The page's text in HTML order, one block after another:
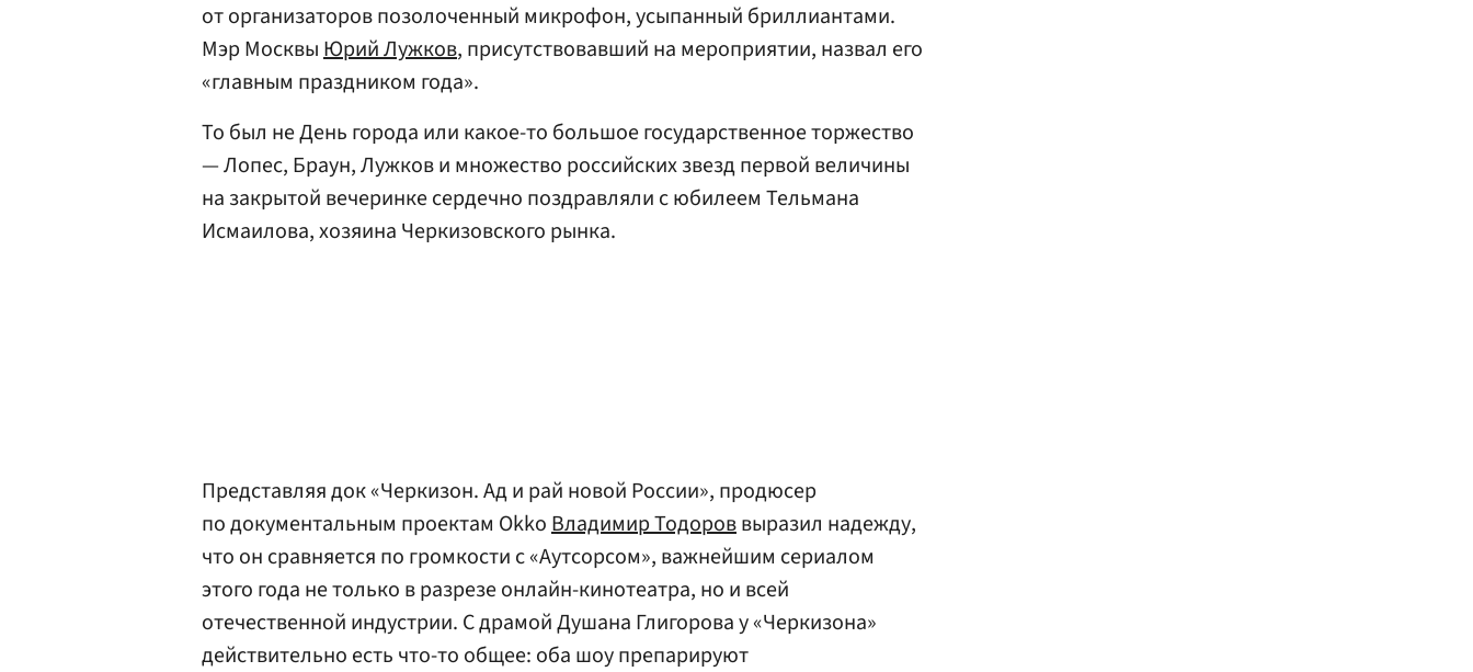
от организаторов позолоченный микрофон, усыпанный бриллиантами.
Мэр МосквыЮрий Лужков, присутствовавший на мероприятии, назвал его
«главным праздником года».
То был не День города или какое-то большое государственное торжество
— Лопес, Браун, Лужков и множество российских звезд первой величины
на закрытой вечеринке сердечно поздравляли с юбилеем Тельмана
Исмаилова, хозяина Черкизовского рынка.
Представляя док «Черкизон. Ад и рай новой России», продюсер
по документальным проектам OkkoВладимир Тодороввыразил надежду,
что он сравняется по громкости с «Аутсорсом», важнейшим сериалом
этого года не только в разрезе онлайн-кинотеатра, но и всей
отечественной индустрии. С драмой Душана Глигорова у «Черкизона»
действительно есть что-то общее: оба шоу препарируют